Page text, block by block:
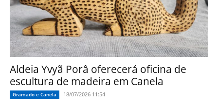
Aldeia Yvyã Porâ oferecerá oficina de
escultura de madeira em Canela
Gramado e Canela 18/07/2026 11:54